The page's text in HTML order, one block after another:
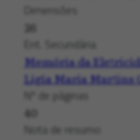
Dimensões
26
Ent. Secundária
Memória da
Ligia Maria Martins
Nº de páginas
40
Nota de resumo